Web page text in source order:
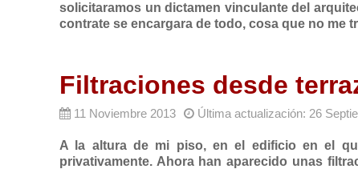
solicitaramos un dictamen vinculante del
contrate se encargara de todo, cosa que no me
Filtraciones desde
11 Noviembre 2013 Última actualización: 26
A la altura de mi piso, en el edificio en el
privativamente. Ahora han aparecido unas